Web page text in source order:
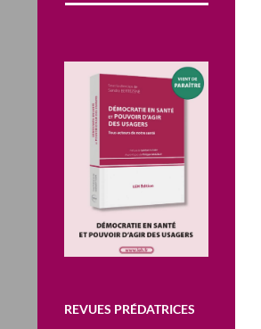
REVUES PRÉDATRICES